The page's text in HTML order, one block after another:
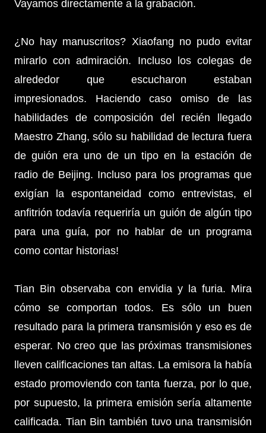
Vayamos directamente a la grabación.
¿No hay manuscritos? Xiaofang no pudo evitar
mirarlo con admiración. Incluso los colegas de
alrededor que escucharon estaban
impresionados. Haciendo caso omiso de las
habilidades de composición del recién llegado
Maestro Zhang, sólo su habilidad de lectura fuera
de guión era uno de un tipo en la estación de
radio de Beijing. Incluso para los programas que
exigían la espontaneidad como entrevistas, el
anfitrión todavía requeriría un guión de algún tipo
para una guía, por no hablar de un programa
como contar historias!
Tian Bin observaba con envidia y la furia. Mira
cómo se comportan todos. Es sólo un buen
resultado para la primera transmisión y eso es de
esperar. No creo que las próximas transmisiones
lleven calificaciones tan altas. La emisora ​​la había
estado promoviendo con tanta fuerza, por lo que,
por supuesto, la primera emisión sería altamente
calificada. Tian Bin también tuvo una transmisión